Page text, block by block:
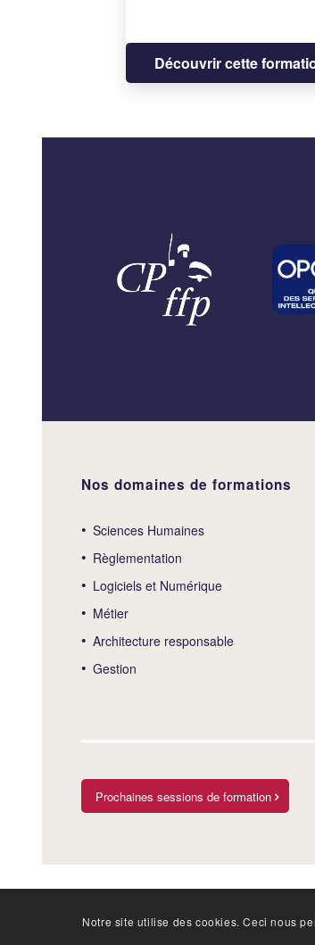
Découvrir cette
Nos domaines de formations
Sciences Humaines
Règlementation
Logiciels et Numérique
Métier
Architecture responsable
Gestion
Prochaines sessions de formation
Notre site utilise des cookies. Ceci nous